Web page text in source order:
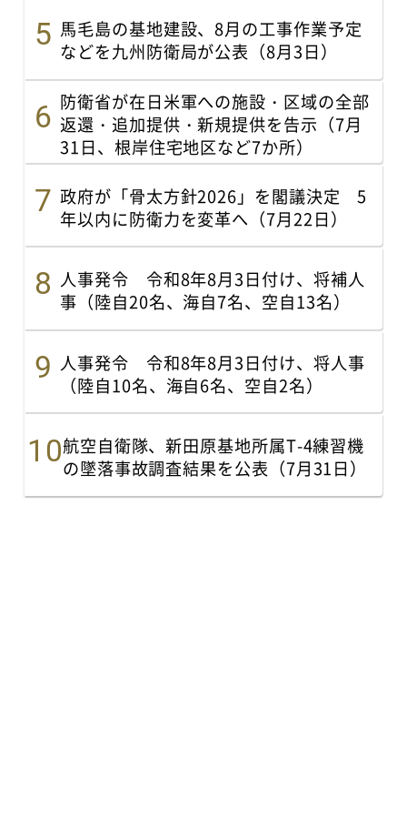
馬毛島の基地建設、8月の工事作業予定
などを九州防衛局が公表（8月3日）
防衛省が在日米軍への施設・区域の全部
返還・追加提供・新規提供を告示（7月
31日、根岸住宅地区など7か所）
政府が「骨太方針2026」を閣議決定 5
年以内に防衛力を変革へ（7月22日）
人事発令 令和8年8月3日付け、将補人
事（陸自20名、海自7名、空自13名）
人事発令 令和8年8月3日付け、将人事
（陸自10名、海自6名、空自2名）
航空自衛隊、新田原基地所属T-4練習機
の墜落事故調査結果を公表（7月31日）